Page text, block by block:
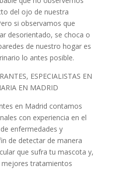
del ojo de nuestra
si observamos que
desorientado, se choca o
de nuestro hogar es
lo antes posible.
ESPECIALISTAS EN
EN MADRID
en Madrid contamos
con experiencia en el
enfermedades y
de detectar de manera
que sufra tu mascota y,
tratamientos